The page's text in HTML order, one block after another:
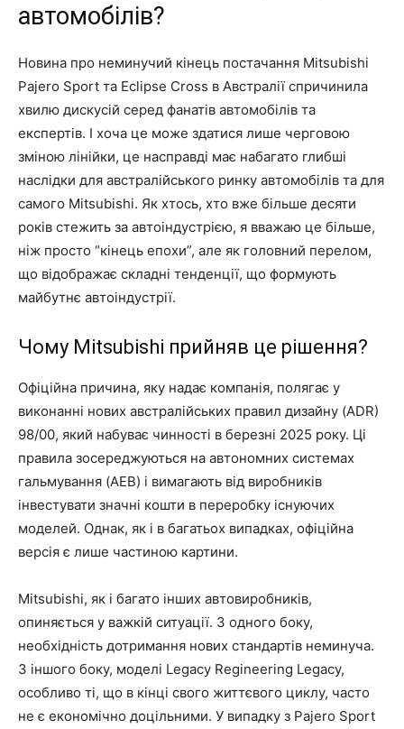
автомобілів?
Новина про неминучий кінець постачання Mitsubishi
Pajero Sport та Eclipse Cross в Австралії спричинила
хвилю дискусій серед фанатів автомобілів та
експертів. І хоча це може здатися лише черговою
зміною лінійки, це насправді має набагато глибші
наслідки для австралійського ринку автомобілів та для
самого Mitsubishi. Як хтось, хто вже більше десяти
років стежить за автоіндустрією, я вважаю це більше,
ніж просто “кінець епохи”, але як головний перелом,
що відображає складні тенденції, що формують
майбутнє автоіндустрії.
Чому Mitsubishi прийняв це рішення?
Офіційна причина, яку надає компанія, полягає у
виконанні нових австралійських правил дизайну (ADR)
98/00, який набуває чинності в березні 2025 року. Ці
правила зосереджуються на автономних системах
гальмування (AEB) і вимагають від виробників
інвестувати значні кошти в переробку існуючих
моделей. Однак, як і в багатьох випадках, офіційна
версія є лише частиною картини.
Mitsubishi, як і багато інших автовиробників,
опиняється у важкій ситуації. З одного боку,
необхідність дотримання нових стандартів неминуча.
З іншого боку, моделі Legacy Regineering Legacy,
особливо ті, що в кінці свого життєвого циклу, часто
не є економічно доцільними. У випадку з Pajero Sport